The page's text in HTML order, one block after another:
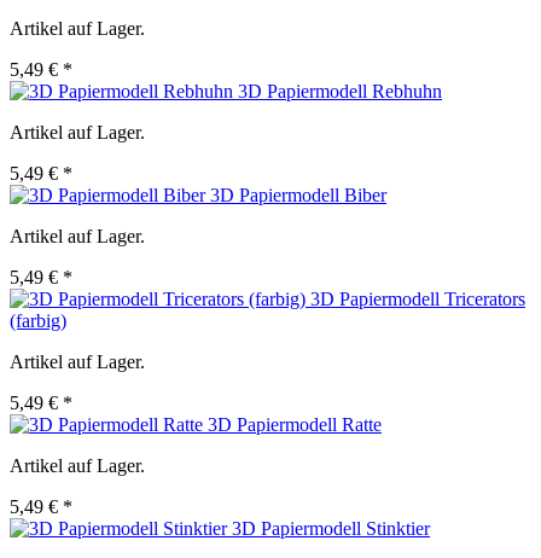
Artikel auf Lager.
5,49 € *
3D Papiermodell Rebhuhn
Artikel auf Lager.
5,49 € *
3D Papiermodell Biber
Artikel auf Lager.
5,49 € *
3D Papiermodell Tricerators
(farbig)
Artikel auf Lager.
5,49 € *
3D Papiermodell Ratte
Artikel auf Lager.
5,49 € *
3D Papiermodell Stinktier